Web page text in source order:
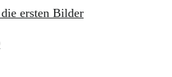
ersten Bilder